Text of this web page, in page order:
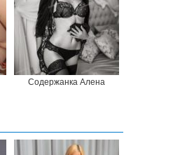
Содержанка Алена